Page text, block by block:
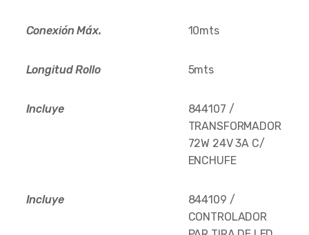
Conexión Máx. 10mts
Longitud Rollo 5mts
Incluye
844107 /
TRANSFORMADOR
72W 24V 3A C/
ENCHUFE
Incluye
844109 /
CONTROLADOR